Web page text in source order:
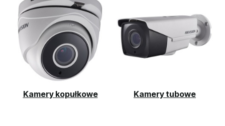
Kamery kopułkowe Kamery tubowe